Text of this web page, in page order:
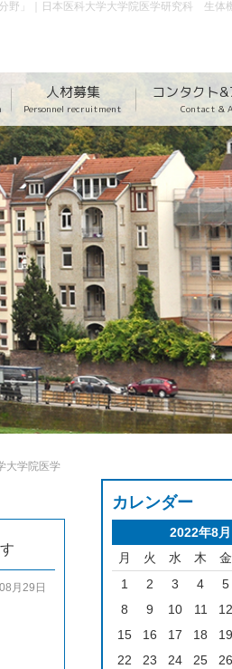
野」｜日本医科大学大学院医学研究科 生体
人材募集
Personnel recruitment
コンタクト
Contact &
大学院医学
月29日
カレンダー
2022年8月
月
火 水 木 金
1 2 3 4 5
8
9 10 11 12
15
16 17 18 19
22
23 24 25 26